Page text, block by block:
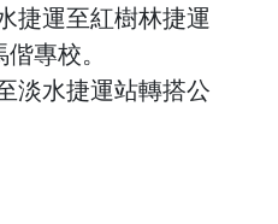
捷運至紅樹林捷運
專校。
淡水捷運站轉搭公